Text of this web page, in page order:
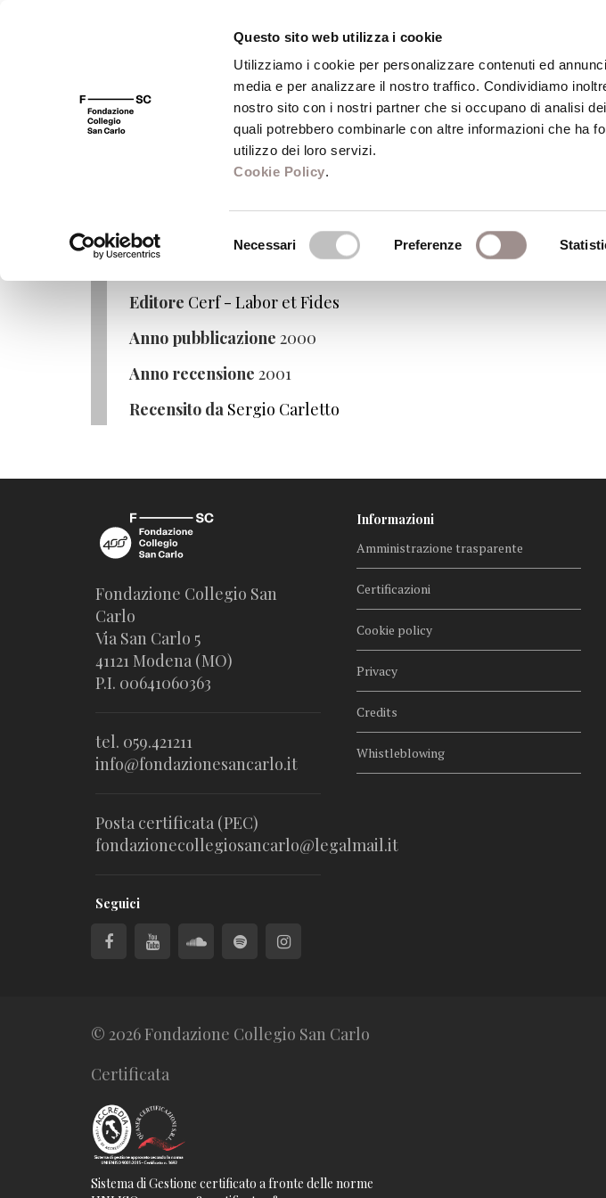
Questo sito web utilizza i cookie
Utilizziamo i cookie per personalizzare contenuti ed
media e per analizzare il nostro traffico. Condividiamo
nostro sito con i nostri partner che si occupano di analisi
quali potrebbero combinarle con altre informazioni che ha
utilizzo dei loro servizi.
Cookie Policy.
Necessari Preferenze
FSC 400 Fondazione Biblioteca Centro Culturale
Comuni: Paris-Genève
La communion ecclésiale
Progrès oecumeniques et enjeux méthodologiques
Editore Cerf - Labor et Fides
Anno pubblicazione 2000
Anno recensione 2001
Recensito da Sergio Carletto
Fondazione Collegio San
Carlo
Via San Carlo 5
41121 Modena (MO)
P.I. 00641060363
tel. 059.421211
info@fondazionesancarlo.it
Posta certificata (PEC)
fondazionecollegiosancarlo@legalmail.it
Seguici
Informazioni
Amministrazione trasparente
Certificazioni
Cookie policy
Privacy
Credits
Whistleblowing
© 2026 Fondazione Collegio San Carlo
Certificata
Sistema di Gestione certificato a fronte delle norme